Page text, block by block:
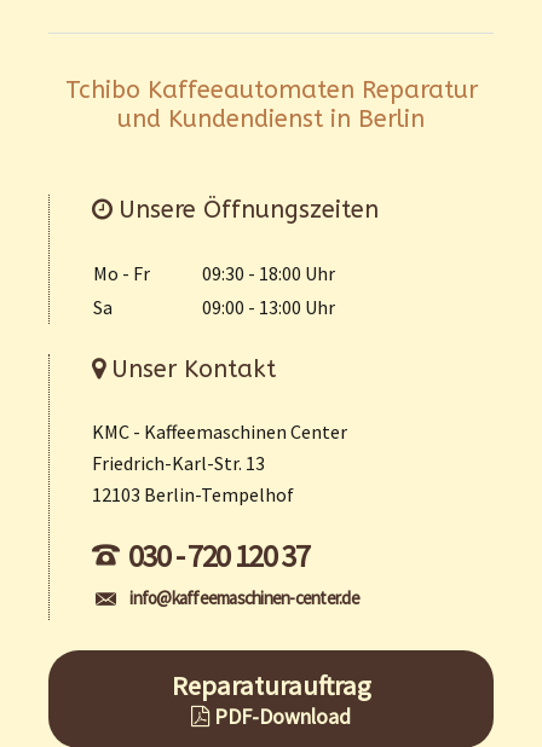
Tchibo Kaffeeautomaten Reparatur
und Kundendienst in Berlin
Unsere Öffnungszeiten
Mo - Fr
09:30 - 18:00 Uhr
Sa
09:00 - 13:00 Uhr
Unser Kontakt
KMC - Kaffeemaschinen Center
Friedrich-Karl-Str. 13
12103 Berlin-Tempelhof
030 - 720 120 37
info@kaffeemaschinen-center.de
Reparaturauftrag
PDF-Download